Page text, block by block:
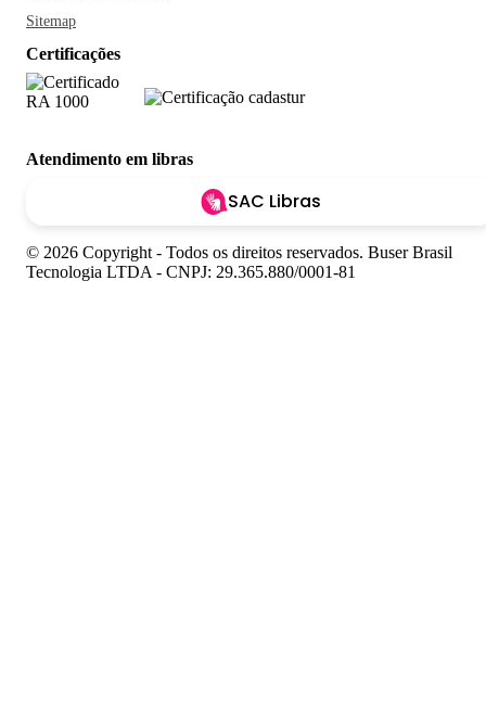
Sitemap
Certificações
Atendimento em libras
SAC Libras
© 2026 Copyright - Todos os direitos reservados. Buser Brasil
Tecnologia LTDA - CNPJ: 29.365.880/0001-81